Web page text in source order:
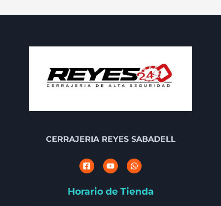
CERRAJERIA REYES SABADELL
Horario de Tienda